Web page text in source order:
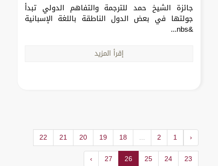
جائزة الشيخ حمد للترجمة والتفاهم الدولي تبدأ
جولتها في بعض الدول الناطقة باللغة الإسبانية
&nbs...
إقرأ المزيد
‹
1
2
...
18
19
20
21
22
23
24
25
26
27
›